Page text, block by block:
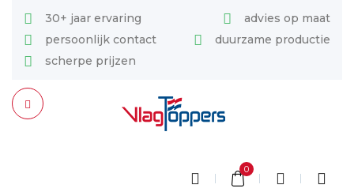
30+ jaar ervaring
advies op maat
persoonlijk contact
duurzame productie
scherpe prijzen
0